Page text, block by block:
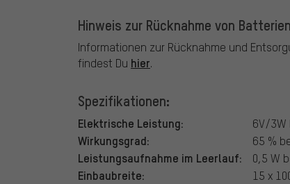
Hinweis zur Rücknahme von
Informationen zur Rücknahme und
findest Du hier.
Spezifikationen:
Elektrische Leistung: 6V/3W
Wirkungsgrad: 65 %
Leistungsaufnahme im Leerlauf: 0,5 W
Einbaubreite: 15 x